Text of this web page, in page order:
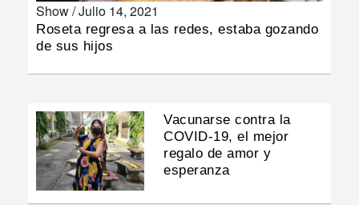
Show /Julio 14, 2021
Roseta regresa a las redes, estaba gozando
de sus hijos
Vacunarse contra la
COVID-19, el mejor
regalo de amor y
esperanza